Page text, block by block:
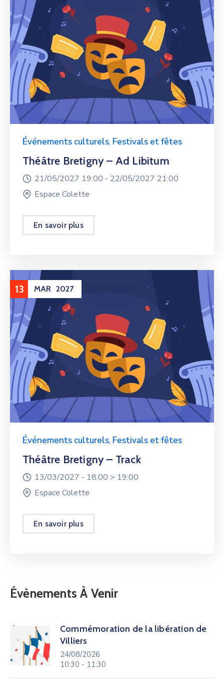
Événements culturels, Festivals et fêtes
Théâtre Bretigny – Ad Libitum
21/05/2027 19:00 - 22/05/2027 21:00
Espace Colette
En savoir plus
13 MAR 2027
Événements culturels, Festivals et fêtes
Théâtre Bretigny – Track
13/03/2027 - 18:00 > 19:00
Espace Colette
En savoir plus
Évènements À Venir
Commémoration de la libération de
Villiers
24/08/2026
10:30 - 11:30